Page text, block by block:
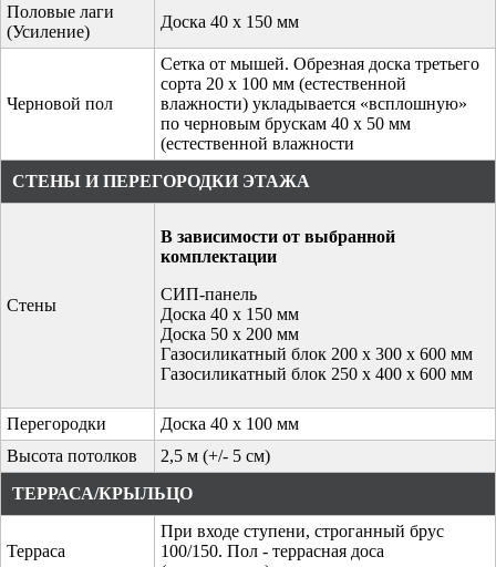
Половые лаги
(Усиление)
Доска 40 х 150 мм
Черновой пол
Сетка от мышей. Обрезная доска третьего
сорта 20 x 100 мм (естественной
влажности) укладывается «всплошную»
по черновым брускам 40 x 50 мм
(естественной влажности
СТЕНЫ И ПЕРЕГОРОДКИ ЭТАЖА
Стены
В зависимости от выбранной
комплектации
СИП-панель
Доска 40 х 150 мм
Доска 50 х 200 мм
Газосиликатный блок 200 х 300 х 600 мм
Газосиликатный блок 250 х 400 х 600 мм
Перегородки
Доска 40 х 100 мм
Высота потолков
2,5 м (+/- 5 см)
ТЕРРАСА/КРЫЛЬЦО
Терраса
При входе ступени, строганный брус
100/150. Пол - террасная доса